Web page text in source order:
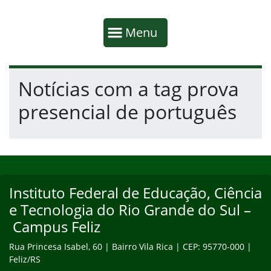
Mostrar
Menu
Fim da navegação
Início do conteúdo
Notícias com a tag prova
presencial de português
Instituto Federal de Educação, Ciência
e Tecnologia do Rio Grande do Sul –
Campus Feliz
Rua Princesa Isabel, 60 | Bairro Vila Rica | CEP: 95770-000 |
Feliz/RS